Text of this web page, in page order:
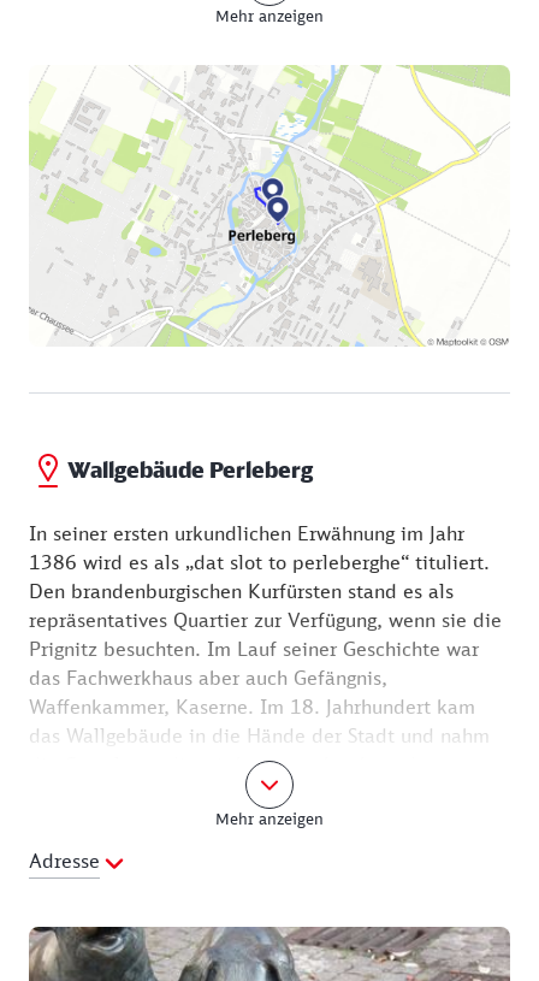
die Funktion eines Stadtparks erfüllt – mit
Spielplatz für die Kleinsten sowie Bänken und
Wiesen für alle.
Dort, wo ein viereckiger Turm wacht, führt erneut
eine Brücke über die Stepenitz zurück in die
Innenstadt. Es ist der einzige erhaltene Turm der
einstigen Stadtbefestigung, von der hier ebenfalls
einige Reste stehengeblieben sind.
Mehr anzeigen
Wallgebäude Perleberg
In seiner ersten urkundlichen Erwähnung im Jahr
1386 wird es als „dat slot to perleberghe“ tituliert.
Den brandenburgischen Kurfürsten stand es als
repräsentatives Quartier zur Verfügung, wenn sie die
Prignitz besuchten. Im Lauf seiner Geschichte war
das Fachwerkhaus aber auch Gefängnis,
Waffenkammer, Kaserne. Im 18. Jahrhundert kam
das Wallgebäude in die Hände der Stadt und nahm
die Gestalt an, die wir heute noch sehen: der
zweigeschossige Fachwerkbau mit den großen
Tierisches Treiben spielt sich auf dem Platz vor dem
die es sich an einer Tränke wohl sein lassen. Ein
Spatz schaut zu und eine Katze umschleicht die
Mehr anzeigen
Adresse